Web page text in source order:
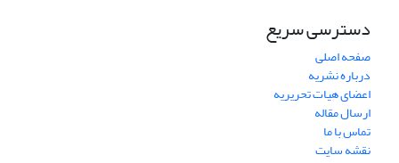
دسترسی سریع
صفحه اصلی
درباره نشریه
اعضای هیات تحریریه
ارسال مقاله
تماس با ما
نقشه سایت